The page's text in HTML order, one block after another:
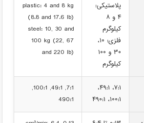
پلاستیکی:
۴ و ۸
کیلوگرم
فلزی: ۱۰،
۳۰ و ۱۰۰
کیلوگرم
plastic: 4 and 8 kg
(8.8 and 17.6 lb)
steel: 10, 30 and
100 kg (22, 67
and 220 lb)
۷:۱، ۴۹:۱،
۱۰۰:۱، ۴۹۰:۱
7:1, 49:1, 100:1,
490:1